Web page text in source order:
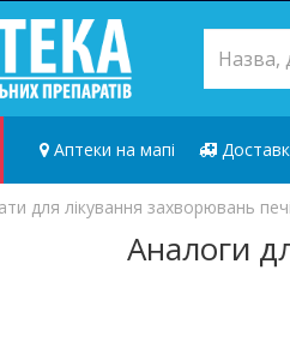
Аптеки на мапі
для лікування захворювань
Аналоги